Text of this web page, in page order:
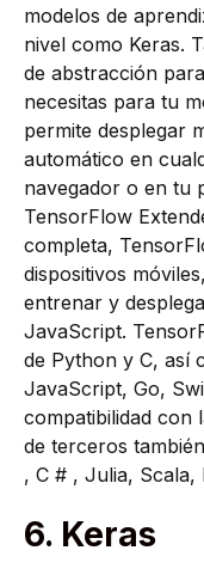
modelos de
nivel como Keras.
de abstracción
necesitas para tu
permite desplegar
automático en
navegador o en tu
TensorFlow
completa,
dispositivos
entrenar y
JavaScript.
de Python y C, así
JavaScript, Go,
compatibilidad con
de terceros
, C # , Julia, Scala,
6. Keras